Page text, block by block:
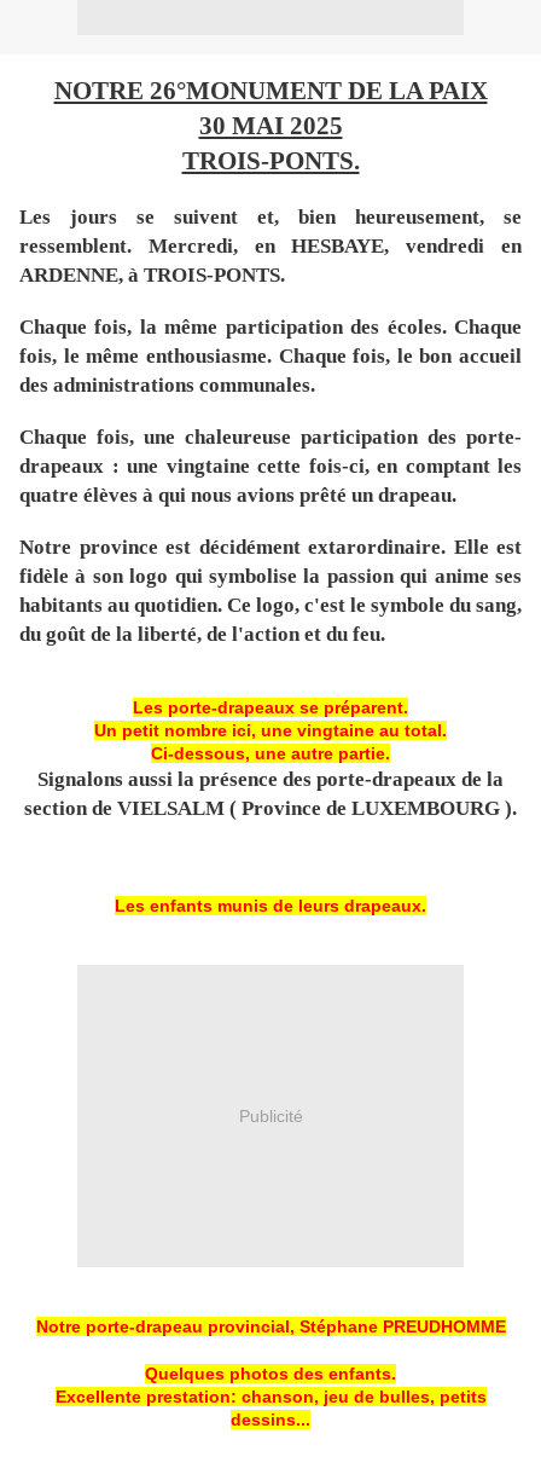
NOTRE 26°MONUMENT DE LA PAIX
30 MAI 2025
TROIS-PONTS.
Les jours se suivent et, bien heureusement, se
ressemblent. Mercredi, en HESBAYE, vendredi en
ARDENNE, à TROIS-PONTS.
Chaque fois, la même participation des écoles. Chaque
fois, le même enthousiasme. Chaque fois, le bon accueil
des administrations communales.
Chaque fois, une chaleureuse participation des porte-
drapeaux : une vingtaine cette fois-ci, en comptant les
quatre élèves à qui nous avions prêté un drapeau.
Notre province est décidément extarordinaire. Elle est
fidèle à son logo qui symbolise la passion qui anime ses
habitants au quotidien. Ce logo, c'est le symbole du sang,
du goût de la liberté, de l'action et du feu.
Les porte-drapeaux se préparent.
Un petit nombre ici, une vingtaine au total.
Ci-dessous, une autre partie.
Signalons aussi la présence des porte-drapeaux de la
section de VIELSALM ( Province de LUXEMBOURG ).
Les enfants munis de leurs drapeaux.
Publicité
Notre porte-drapeau provincial, Stéphane PREUDHOMME
Quelques photos des enfants.
Excellente prestation: chanson, jeu de bulles, petits
dessins...